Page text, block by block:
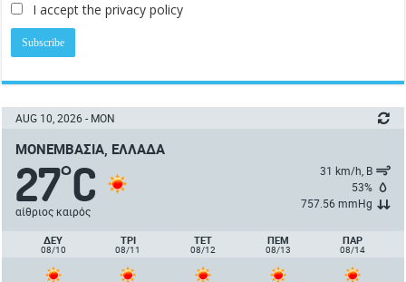
I accept the privacy policy
AUG 10, 2026 - MON
ΜΟΝΕΜΒΑΣΙΆ, ΕΛΛΆΔΑ
27°C
αίθριος καιρός
31 km/h, Β
53%
757.56 mmHg
ΔΕΥ
08/10
ΤΡΙ
08/11
ΤΕΤ
08/12
ΠΈΜ
08/13
ΠΑΡ
08/14